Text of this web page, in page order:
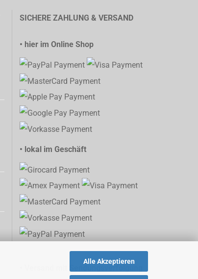
Alle Akzeptieren
SICHERE ZAHLUNG & VERSAND
• hier im Online Shop
• lokal im Geschäft
• Versand mit Sendungsverfolgung